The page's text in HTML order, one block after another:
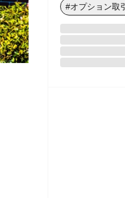
#オプション取引